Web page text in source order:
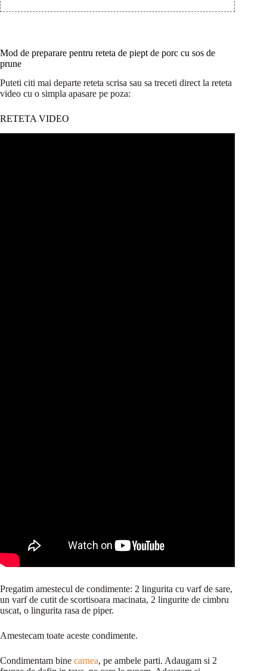
Mod de preparare pentru reteta de piept de porc cu sos de
prune
Puteti citi mai departe reteta scrisa sau sa treceti direct la reteta
video cu o simpla apasare pe poza:
RETETA VIDEO
Pregatim amestecul de condimente: 2 lingurita cu varf de sare,
un varf de cutit de scortisoara macinata, 2 lingurite de cimbru
uscat, o lingurita rasa de piper.
Amestecam toate aceste condimente.
Condimentam bine carnea, pe ambele parti. Adaugam si 2